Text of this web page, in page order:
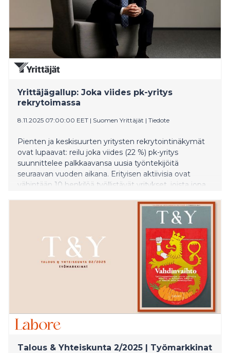
Yrittäjägallup: Joka viides pk-yritys
rekrytoimassa
8.11.2025 07:00:00 EET | Suomen Yrittäjät | Tiedote
Pienten ja keskisuurten yritysten rekrytointinäkymät
ovat lupaavat: reilu joka viides (22 %) pk-yritys
suunnittelee palkkaavansa uusia työntekijöitä
seuraavan vuoden aikana. Erityisen aktiivisia ovat
vähintään 10 henkilöä työllistävät yritykset, joista jopa
Talous & Yhteiskunta 2/2025 | Työmarkkinat